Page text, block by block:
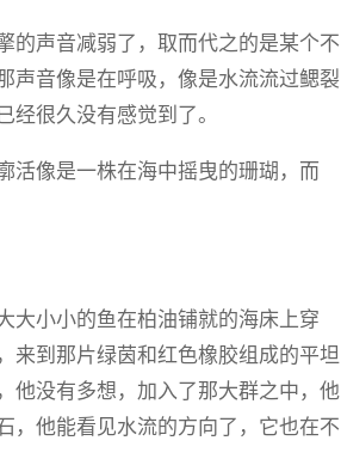
的声音减弱了，取而代之的是某个不
声音像是在呼吸，像是水流流过鳃裂
经很久没有感觉到了。
活像是一株在海中摇曳的珊瑚，而
大小小的鱼在柏油铺就的海床上穿
来到那片绿茵和红色橡胶组成的平坦
他没有多想，加入了那大群之中，他
，他能看见水流的方向了，它也在不